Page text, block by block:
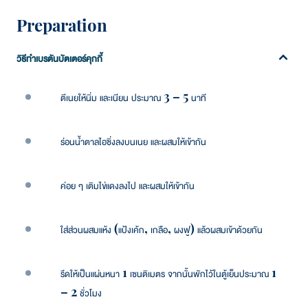
Preparation
วิธีทำเบรตันบัตเตอร์คุกกี้
ตีเนยให้นิ่ม และเนียน ประมาณ 3 – 5 นาที
ร่อนน้ำตาลไอซิ่งลงบนเนย และผสมให้เข้ากัน
ค่อย ๆ เติมไข่แดงลงไป และผสมให้เข้ากัน
ใส่ส่วนผสมแห้ง (แป้งเค้ก, เกลือ, ผงฟู) แล้วผสมเข้าด้วยกัน
รีดให้เป็นแผ่นหนา 1 เซนติเมตร จากนั้นพักไว้ในตู้เย็นประมาณ 1
– 2 ชั่วโมง